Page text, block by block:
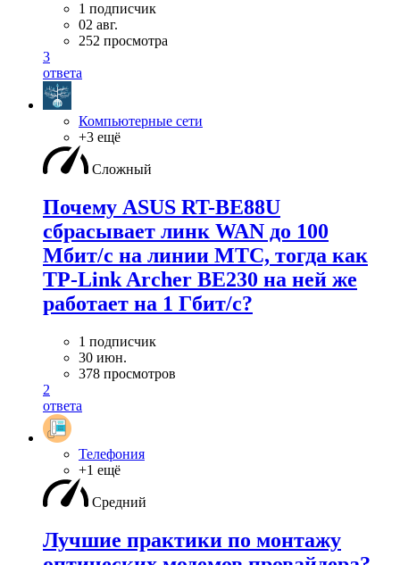
1 подписчик
02 авг.
252 просмотра
3
ответа
Компьютерные сети
+3 ещё
Сложный
Почему ASUS RT-BE88U
сбрасывает линк WAN до 100
Мбит/с на линии МТС, тогда как
TP-Link Archer BE230 на ней же
работает на 1 Гбит/с?
1 подписчик
30 июн.
378 просмотров
2
ответа
Телефония
+1 ещё
Средний
Лучшие практики по монтажу